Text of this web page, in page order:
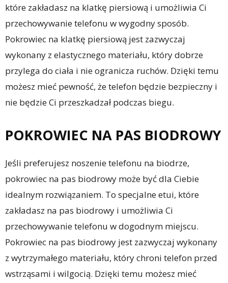
które zakładasz na klatkę piersiową i umożliwia Ci
przechowywanie telefonu w wygodny sposób.
Pokrowiec na klatkę piersiową jest zazwyczaj
wykonany z elastycznego materiału, który dobrze
przylega do ciała i nie ogranicza ruchów. Dzięki temu
możesz mieć pewność, że telefon będzie bezpieczny i
nie będzie Ci przeszkadzał podczas biegu.
POKROWIEC NA PAS BIODROWY
Jeśli preferujesz noszenie telefonu na biodrze,
pokrowiec na pas biodrowy może być dla Ciebie
idealnym rozwiązaniem. To specjalne etui, które
zakładasz na pas biodrowy i umożliwia Ci
przechowywanie telefonu w dogodnym miejscu.
Pokrowiec na pas biodrowy jest zazwyczaj wykonany
z wytrzymałego materiału, który chroni telefon przed
wstrząsami i wilgocią. Dzięki temu możesz mieć